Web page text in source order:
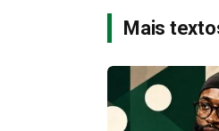
Mais